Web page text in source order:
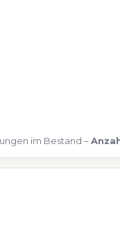
im Bestand –